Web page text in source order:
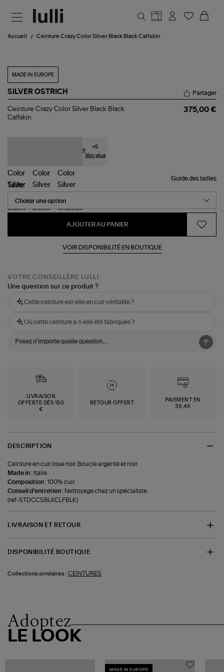
Accueil Ceinture Crazy Color Silver Black Black Calfskin
MADE IN EUROPE
SILVER OSTRICH
Ceinture
Crazy
Partager
Ceinture Crazy Color Silver Black Black
Calfskin
375,00 €
+5
Voir plus
Guide des tailles
Taille
AJOUTER AU PANIER
VOIR DISPONIBILITÉ EN BOUTIQUE
VOTRE CONSEILLÈRE LULLI
Une question sur ce produit ?
Cette ceinture est-elle en cuir véritable ?
Où cette ceinture a-t-elle été fabriquée ?
LIVRAISON
OFFERTE DÈS 150
€
RETOUR OFFERT
PAIEMENT EN
3X,4X
DESCRIPTION
Ceinture en cuir lisse noir. Boucle argenté et noir.
Made in : Italie.
Composition :100% cuir.
Conseil d'entretien : Nettoyage chez un spécialiste.
(ref-STDCCSBLKCLFBLK)
LIVRAISON ET RETOUR
DISPONIBILITÉ BOUTIQUE
Collections similaires : CEINTURES
Adoptez
LE LOOK
MADE IN EUROPE